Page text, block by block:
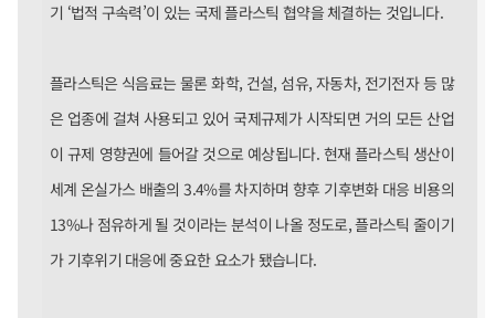
기 ‘법적 구속력’이 있는 국제 플라스틱 협약을 체결하는 것입니다.
플라스틱은 식음료는 물론 화학, 건설, 섬유, 자동차, 전기전자 등 많
은 업종에 걸쳐 사용되고 있어 국제규제가 시작되면 거의 모든 산업
이 규제 영향권에 들어갈 것으로 예상됩니다. 현재 플라스틱 생산이
세계 온실가스 배출의 3.4%를 차지하며 향후 기후변화 대응 비용의
13%나 점유하게 될 것이라는 분석이 나올 정도로, 플라스틱 줄이기
가 기후위기 대응에 중요한 요소가 됐습니다.